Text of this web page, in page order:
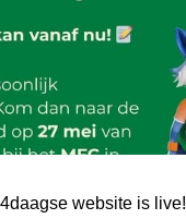
website is live!